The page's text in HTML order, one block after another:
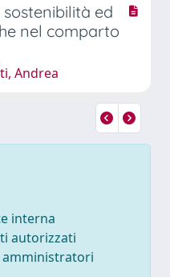
ed
nel comparto
Andrea
interna
autorizzati